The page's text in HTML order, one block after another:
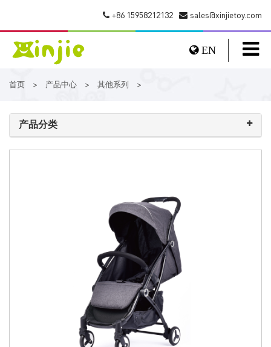
sales@xinjietoy.com
+86 15958212132
EN
首页 > 产品中心 > 其他系列 >
产品分类